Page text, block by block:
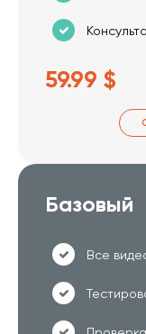
59.99 $
Базовый
Все